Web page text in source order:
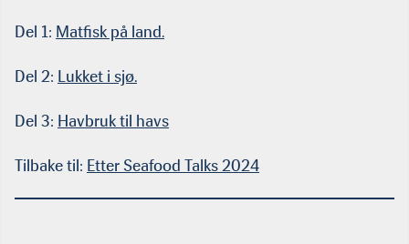
Del 1: Matfisk på land.
Del 2: Lukket i sjø.
Del 3: Havbruk til havs
Tilbake til: Etter Seafood Talks 2024